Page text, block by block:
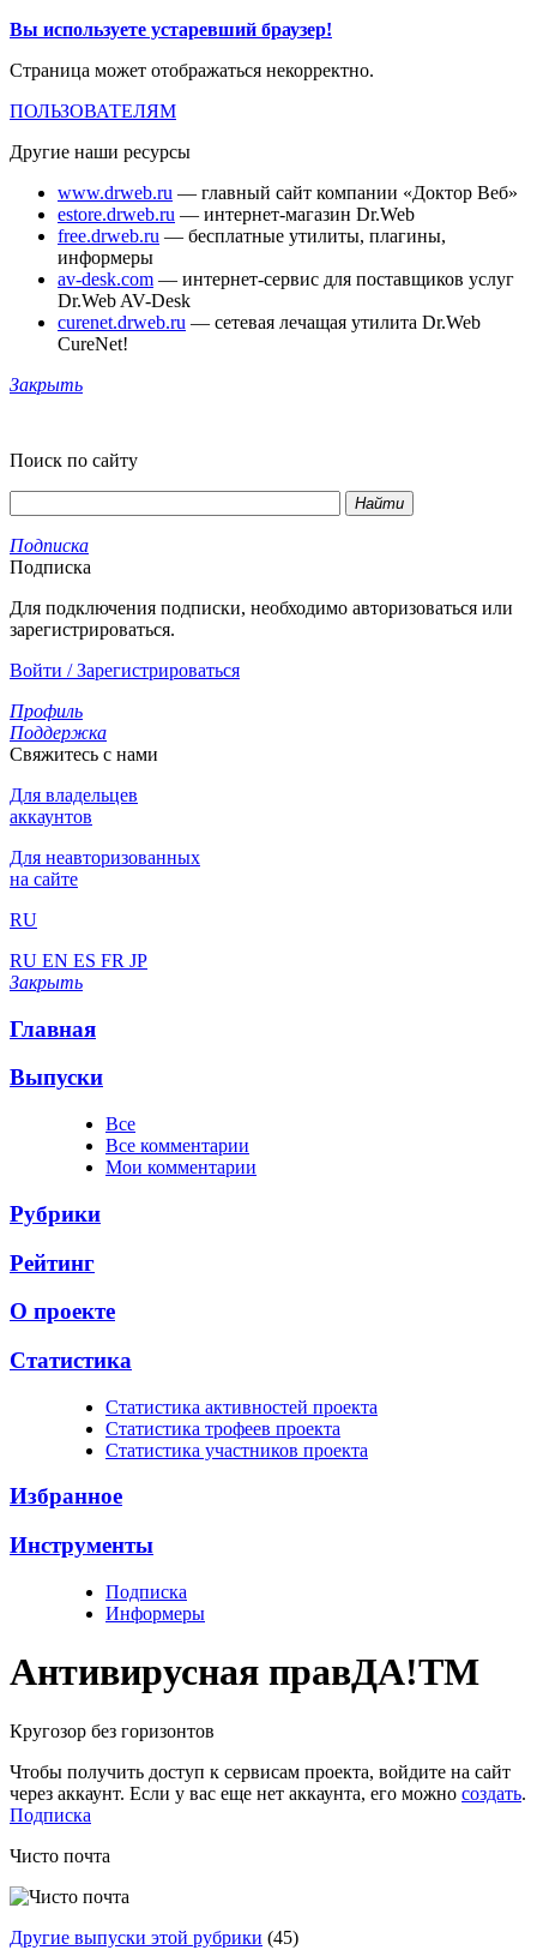
Вы используете устаревший браузер!
Страница может отображаться некорректно.
ПОЛЬЗОВАТЕЛЯМ
Другие наши ресурсы
www.drweb.ru — главный сайт компании «Доктор Веб»
estore.drweb.ru — интернет-магазин Dr.Web
free.drweb.ru — бесплатные утилиты, плагины,
информеры
av-desk.com — интернет-сервис для поставщиков услуг
Dr.Web AV-Desk
curenet.drweb.ru — сетевая лечащая утилита Dr.Web
CureNet!
Закрыть
Поиск по сайту
Найти
Подписка
Подписка
Для подключения подписки, необходимо авторизоваться или
зарегистрироваться.
Войти / Зарегистрироваться
Профиль
Поддержка
Свяжитесь с нами
Для владельцев
аккаунтов
Для неавторизованных
на сайте
RU
RU EN ES FR JP
Закрыть
Главная
Выпуски
Все
Все комментарии
Мои комментарии
Рубрики
Рейтинг
О проекте
Статистика
Cтатистика активностей проекта
Cтатистика трофеев проекта
Cтатистика участников проекта
Избранное
Инструменты
Подписка
Информеры
Антивирусная правДА!TM
Кругозор без горизонтов
Чтобы получить доступ к сервисам проекта, войдите на сайт
через аккаунт. Если у вас еще нет аккаунта, его можно создать.
Подписка
Чисто почта
Другие выпуски этой рубрики (45)